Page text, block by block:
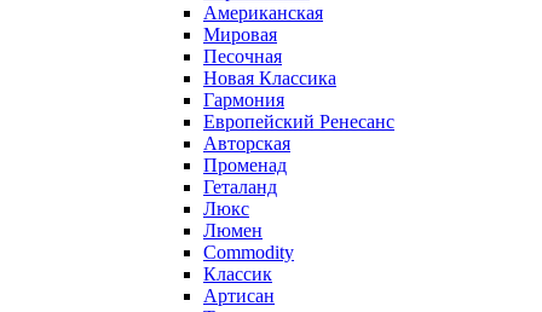
Американская
Мировая
Песочная
Новая Классика
Гармония
Европейский Ренесанс
Авторская
Променад
Геталанд
Люкс
Люмен
Commodity
Классик
Артисан